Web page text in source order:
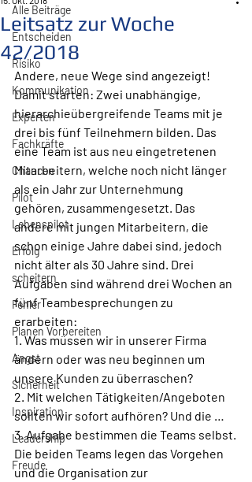
Alle Beiträge
Entscheiden
Risiko
Kommunikation
Experten
Fachkräfte
Chancen
Pilot
Lebenspilot
Erfolg
scheitern
Fehler
Planen Vorbereiten
Angst
Sicherheit
Inspiration
Leadership
Freude
Leitsatz zur Woche
42/2018
Andere, neue Wege sind angezeigt!
Damit starten: Zwei unabhängige,
hierarchieübergreifende Teams mit je
drei bis fünf Teilnehmern bilden. Das
eine Team ist aus neu eingetretenen
Mitarbeitern, welche noch nicht länger
als ein Jahr zur Unternehmung
gehören, zusammengesetzt. Das
andere mit jungen Mitarbeitern, die
schon einige Jahre dabei sind, jedoch
nicht älter als 30 Jahre sind. Drei
Aufgaben sind während drei Wochen an
fünf Teambesprechungen zu
erarbeiten:
1. Was müssen wir in unserer Firma
ändern oder was neu beginnen um
unsere Kunden zu überraschen?
2. Mit welchen Tätigkeiten/Angeboten
sollten wir sofort aufhören? Und die …
3. Aufgabe bestimmen die Teams selbst.
Die beiden Teams legen das Vorgehen
und die Organisation zur